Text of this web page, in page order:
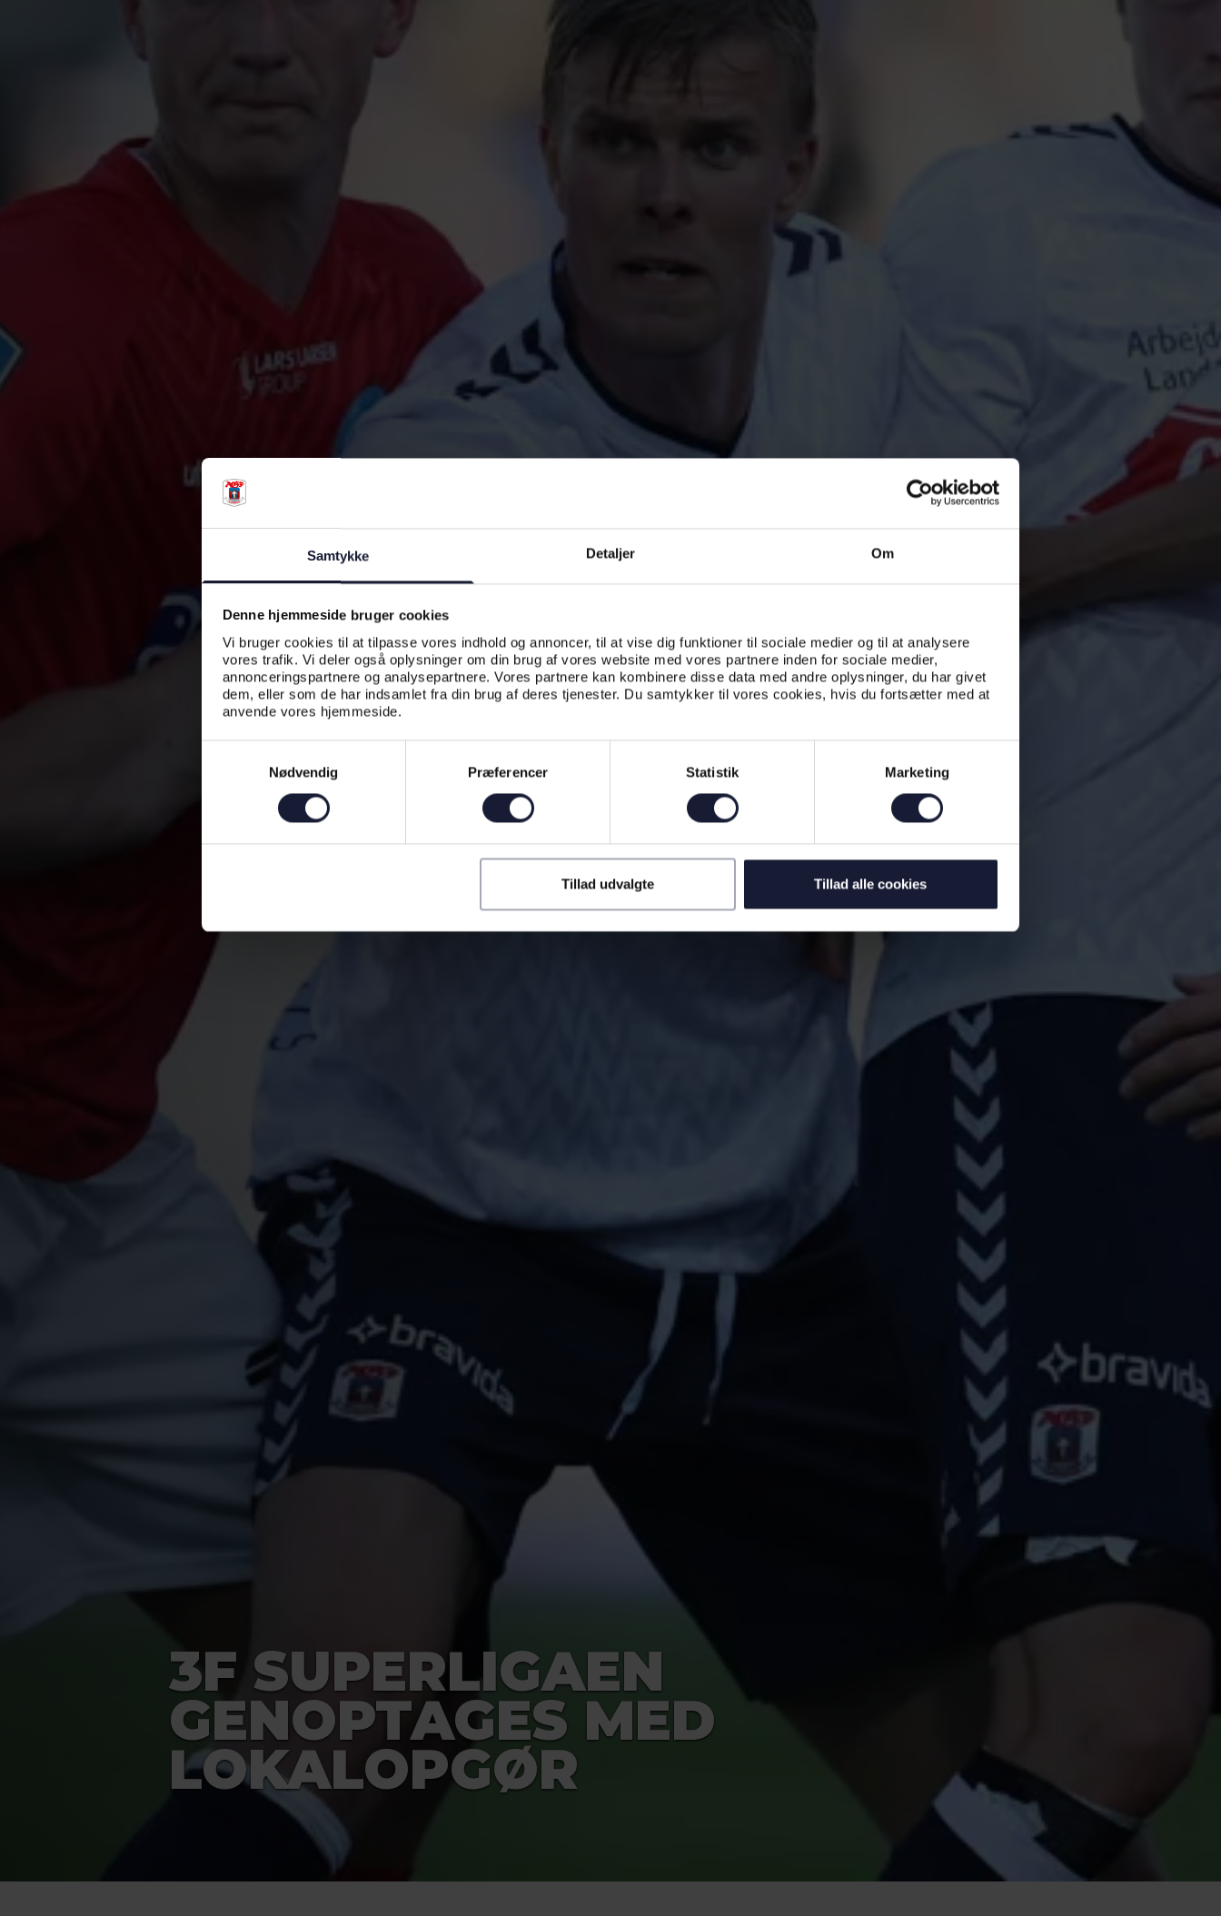
Samtykke Detaljer Om
Denne hjemmeside bruger cookies
Vi bruger cookies til at tilpasse vores indhold og annoncer, til at vise dig funktioner til sociale medier og til at analysere
vores trafik. Vi deler også oplysninger om din brug af vores website med vores partnere inden for sociale medier,
annonceringspartnere og analysepartnere. Vores partnere kan kombinere disse data med andre oplysninger, du har givet
dem, eller som de har indsamlet fra din brug af deres tjenester. Du samtykker til vores cookies, hvis du fortsætter med at
anvende vores hjemmeside.
Nødvendig
Præferencer Statistik Marketing
Tillad udvalgte Tillad alle cookies
3F SUPERLIGAEN
GENOPTAGES MED
LOKALOPGØR